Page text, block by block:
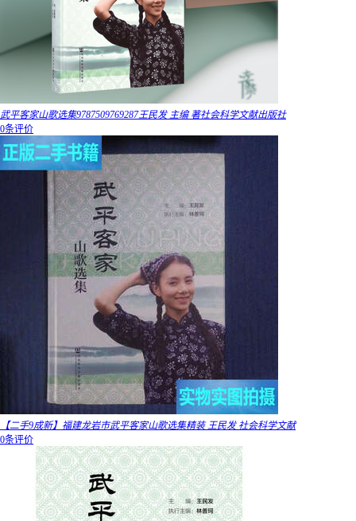
武平客家山歌选集9787509769287王民发 主编 著社会科学文献出版社
0条评价
【二手9成新】福建龙岩市武平客家山歌选集精装 王民发 社会科学文献
0条评价